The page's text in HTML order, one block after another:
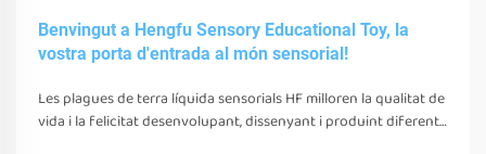
Benvingut a Hengfu Sensory Educational Toy, la
vostra porta d'entrada al món sensorial!
Les plagues de terra líquida sensorials HF milloren la qualitat de
vida i la felicitat desenvolupant, dissenyant i produint diferents